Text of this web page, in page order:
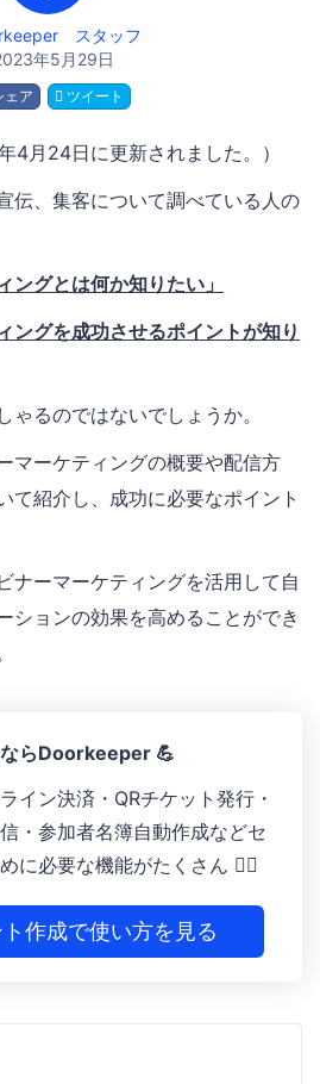
スタッフ
年5月29日
ェア ツイート
4月24日に更新されました。）
伝、集客について調べている人の
ングとは何か知りたい」
ングを成功させるポイントが知り
ゃるのではないでしょうか。
マーケティングの概要や配信方
て紹介し、成功に必要なポイント
ナーマーケティングを活用して自
ションの効果を高めることができ
らDoorkeeper 💪
イン決済 ・QRチケット発行 ・
・参加者名簿自動作成などセ
に必要な機能がたくさん 🙆‍♀️
作成で使い方を見る